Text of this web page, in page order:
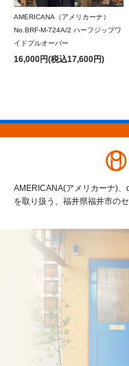
AMERICANA（アメリカーナ）
No.BRF-M-724A/2 ハーフジップワ
イドプルオーバー
16,000円(税込17,600円)
AMERICANA(アメリカーナ)
を取り扱う、福井県福井市の